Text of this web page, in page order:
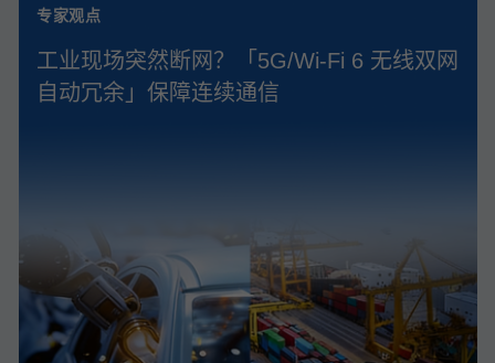
专家观点
工业现场突然断网？「5G/Wi‑Fi 6 无线双网
自动冗余」保障连续通信